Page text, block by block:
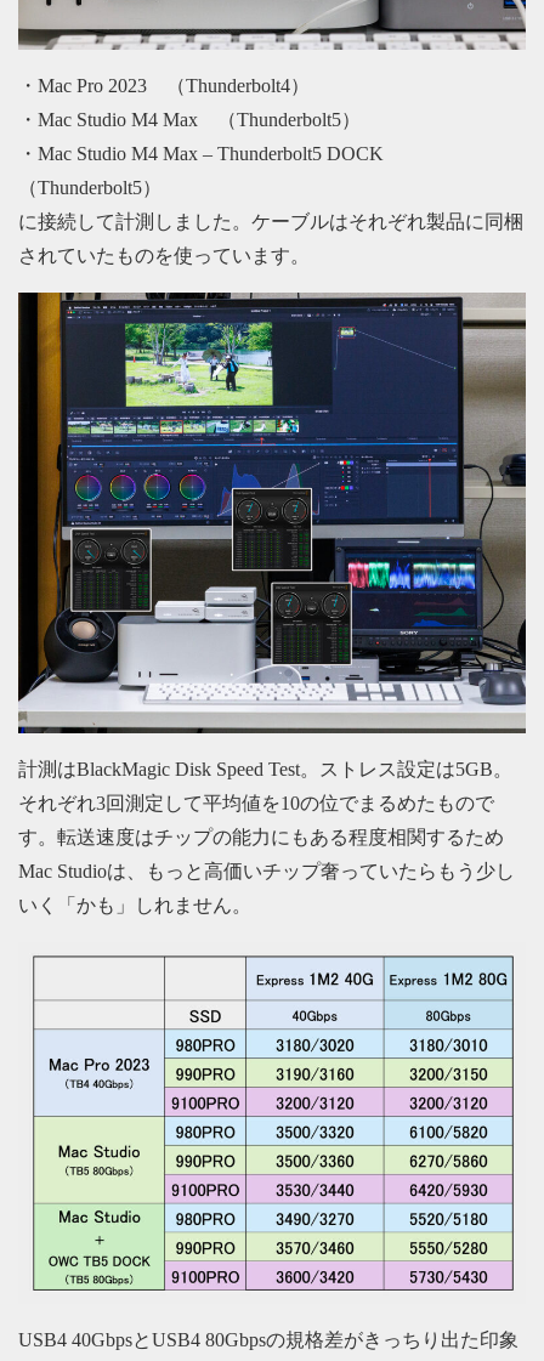
・Mac Pro 2023 （Thunderbolt4）
・Mac Studio M4 Max （Thunderbolt5）
・Mac Studio M4 Max – Thunderbolt5 DOCK
（Thunderbolt5）
に接続して計測しました。ケーブルはそれぞれ製品に同梱
されていたものを使っています。
計測はBlackMagic Disk Speed Test。ストレス設定は5GB。
それぞれ3回測定して平均値を10の位でまるめたもので
す。転送速度はチップの能力にもある程度相関するため
Mac Studioは、もっと高価いチップ奢っていたらもう少し
いく「かも」しれません。
USB4 40GbpsとUSB4 80Gbpsの規格差がきっちり出た印象